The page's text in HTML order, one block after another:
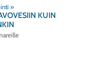
‪»
KUIN